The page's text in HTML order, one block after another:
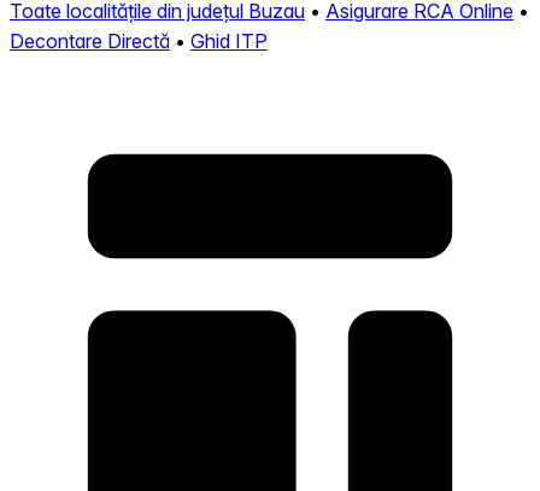
Toate localitățile din județul Buzau • Asigurare RCA Online •
Decontare Directă • Ghid ITP